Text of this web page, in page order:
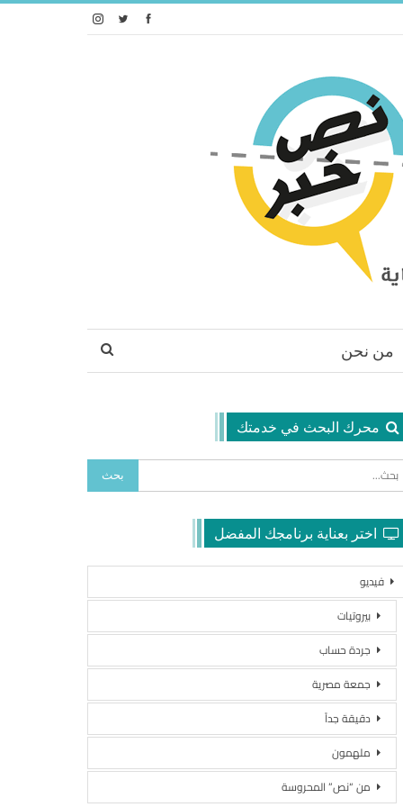
من نحن
محرك البحث في خدمتك
اختر بعناية برنامجك المفضل
فيديو
بيروتيات
جردة حساب
جمعة مصرية
دقيقة جداً
ملهمون
من “نص” المحروسة